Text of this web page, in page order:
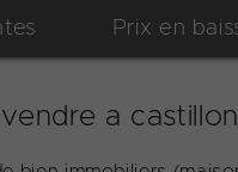
Prix en
a